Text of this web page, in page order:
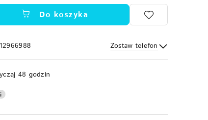
Do koszyka
Zostaw telefon
Wyślij
48 godzin